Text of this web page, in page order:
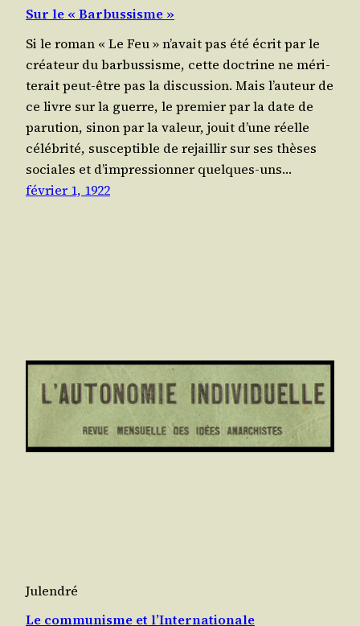
Sur le « Barbussisme »
Si le roman « Le Feu » n’a­vait pas été écrit par le
créa­teur du bar­bus­sisme, cette doc­trine ne méri­
te­rait peut-être pas la dis­cus­sion. Mais l’auteur de
ce livre sur la guerre, le pre­mier par la date de
paru­tion, sinon par la valeur, jouit d’une réelle
célé­bri­té, sus­cep­tible de rejaillir sur ses thèses
sociales et d’im­pres­sion­ner quelques-uns…
février 1, 1922
Julendré
Le communisme et l’Internationale